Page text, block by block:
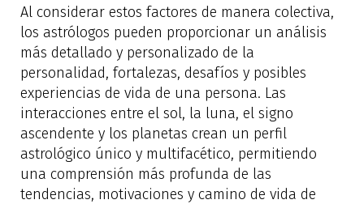
Al considerar estos factores de manera colectiva,
los astrólogos pueden proporcionar un análisis
más detallado y personalizado de la
personalidad, fortalezas, desafíos y posibles
experiencias de vida de una persona. Las
interacciones entre el sol, la luna, el signo
ascendente y los planetas crean un perfil
astrológico único y multifacético, permitiendo
una comprensión más profunda de las
tendencias, motivaciones y camino de vida de